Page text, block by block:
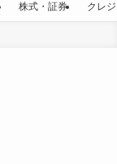
株式・証券 クレ